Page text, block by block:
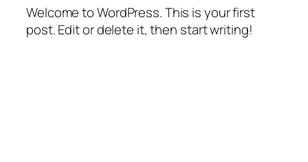
Welcome to WordPress. This is your first
post. Edit or delete it, then start writing!